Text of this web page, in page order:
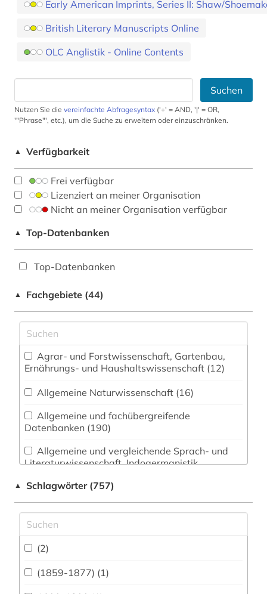
Early American Imprints, Series II: Shaw/
British Literary Manuscripts Online
OLC Anglistik - Online Contents
Suchen
Nutzen Sie die vereinfachte Abfragesyntax ('+' = AND, '|' = OR,
'"Phrase"', etc.), um die Suche zu erweitern oder einzuschränken.
▲ Verfügbarkeit
Frei verfügbar
Lizenziert an meiner Organisation
Nicht an meiner Organisation verfügbar
▲ Top-Datenbanken
Top-Datenbanken
▲ Fachgebiete (44)
Ernährungs- und Haushaltswissenschaft (12)
Allgemeine Naturwissenschaft (16)
Datenbanken (190)
Literaturwissenschaft. Indogermanistik.
(203)
Anglistik. Amerikanistik (717)
Archäologie (20)
▲ Schlagwörter (757)
(2)
(1859-1877) (1)